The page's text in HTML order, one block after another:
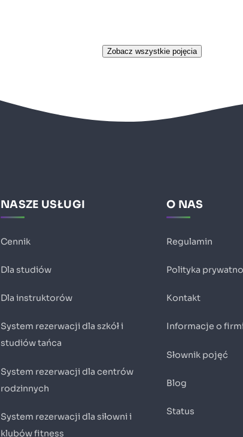
Zobacz wszystkie pojęcia
NASZE USŁUGI
Cennik
Dla studiów
Dla instruktorów
System rezerwacji dla szkół i
studiów tańca
System rezerwacji dla centrów
rodzinnych
System rezerwacji dla siłowni i
klubów fitness
O NAS
Regulamin
Polityka
Kontakt
Informacje o
Słownik pojęć
Blog
Status